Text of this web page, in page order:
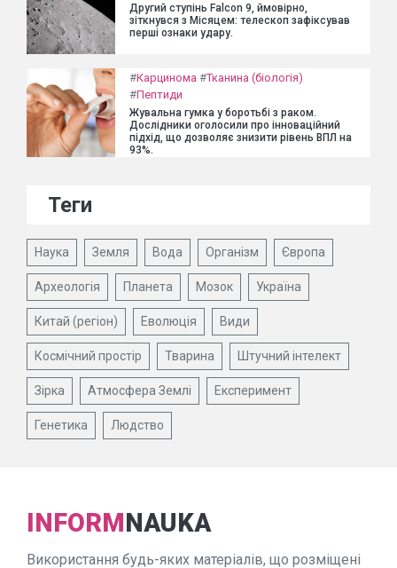
Другий ступінь Falcon 9, ймовірно,
зіткнувся з Місяцем: телескоп зафіксував
перші ознаки удару.
#Карцинома #Тканина (біологія)
#Пептиди
Жувальна гумка у боротьбі з раком.
Дослідники оголосили про інноваційний
підхід, що дозволяє знизити рівень ВПЛ на
93%.
Теги
Наука Земля Вода Організм Європа
Археологія Планета Мозок Україна
Китай (регіон) Еволюція Види
Космічний простір Тварина Штучний інтелект
Зірка Атмосфера Землі Експеримент
Генетика Людство
INFORMNAUKA
Використання будь-яких матеріалів, що розміщені